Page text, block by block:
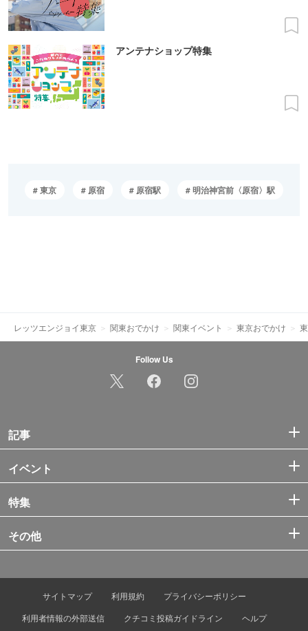
アンテナショップ特集
東京 原宿 原宿駅 明治神宮前〈原宿〉駅
レッツエンジョイ東京 関東おでかけ 関東イベント 東京おでかけ
Follow Us
記事
イベント
特集
その他
サイトマップ 利用規約
プライバシーポリシー
利用者情報の外部送信
クチコミ投稿ガイドライン ヘルプ